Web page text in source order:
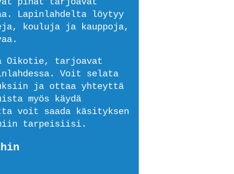
Lapinlahdelta löytyy
kouluja ja kauppoja,
Oikotie, tarjoavat
Voit selata
ja ottaa yhteyttä
myös käydä
voit saada käsityksen
tarpeisiisi.